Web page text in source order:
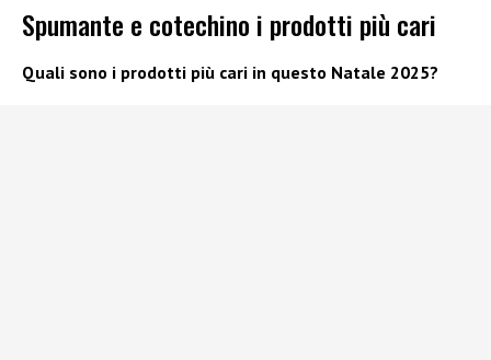
Spumante e cotechino i prodotti più cari
Quali sono i prodotti più cari in questo Natale 2025?